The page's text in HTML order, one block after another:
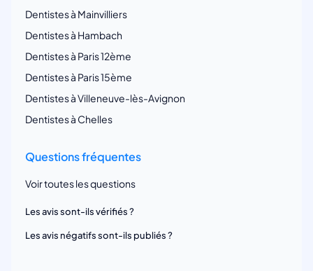
Dentistes à Mainvilliers
Dentistes à Hambach
Dentistes à Paris 12ème
Dentistes à Paris 15ème
Dentistes à Villeneuve-lès-Avignon
Dentistes à Chelles
Questions fréquentes
Voir toutes les questions
Les avis sont-ils vérifiés ?
Les avis négatifs sont-ils publiés ?